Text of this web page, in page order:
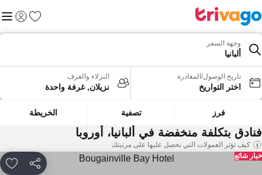
المفضلة
تسجيل
وجهة السفر
ألبانيا
تاريخ الوصول/المغادرة
اختر التواريخ
النزلاء والغرف
نزيلان, غرفة واحدة
فرز تصفية الخريطة
بتكلفة منخفضة في ألبانيا، أوروبا
كيف تؤثر العمولات التي نحصل عليها على مرتبتك
مشاركة
شائع